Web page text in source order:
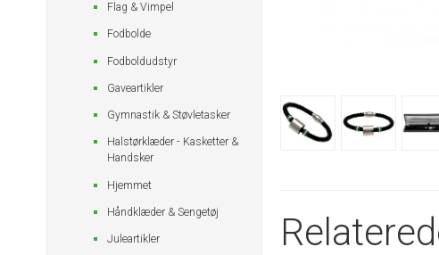
Flag & Vimpel
Fodbolde
Fodboldudstyr
Gaveartikler
Gymnastik & Støvletasker
Halstørklæder - Kasketter &
Handsker
Hjemmet
Håndklæder & Sengetøj
Juleartikler